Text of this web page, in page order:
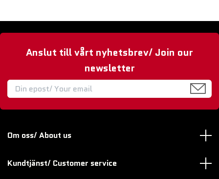
Anslut till vårt nyhetsbrev/ Join our
newsletter
Om oss/ About us
Kundtjänst/ Customer service